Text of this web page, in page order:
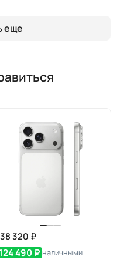
еще
320 ₽
124 490 ₽ наличными